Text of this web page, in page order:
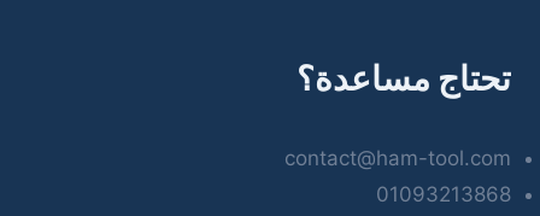
تحتاج مساعدة؟
contact@ham-tool.com
01093213868